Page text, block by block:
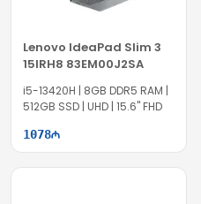
Lenovo IdeaPad Slim 3
15IRH8 83EM00J2SA
i5-13420H | 8GB DDR5 RAM |
512GB SSD | UHD | 15.6" FHD
1078